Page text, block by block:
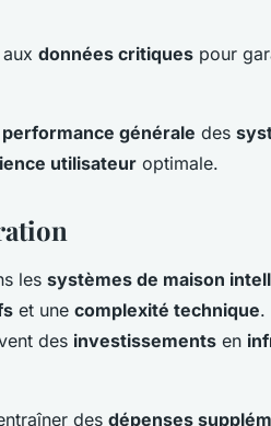
données critiques pour
performance générale des
utilisateur optimale.
les systèmes de maison
et une complexité technique.
des investissements en
des dépenses